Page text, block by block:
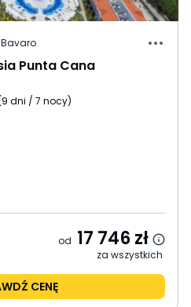
Punta Cana
9 dni / 7 nocy)
od 17 746zł
za wszystkich
CENĘ